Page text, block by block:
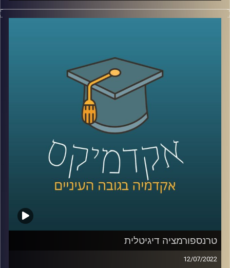
כיום חיים בישראל כמיליון ומאתיים אלף חרדים, שהם כ-12%
מהאוכלוסייה בישראל, ובשנת 2035 האוכלוסייה החרדית צפויה
מכלל השכירים בתחום, וכ-3% מכלל הגברים החרדים
איך נכון להגדיל את שיעור החרדים המועסקים בכלל
ובתעסוקה איכותית בפרט, למה זאת הבעיה של כולנו, עד כמה
שילובם יוביל לצמיחה של כלל הכלכלה הישראלית ולמה
הייטק, מושך ככל שישמע, הוא לא בהכרח הפתרון.
על כל הנושאים האלו דיברתי עם ד"ר הלה אקסלרד, ראש
המרכז למדיניות כלכלית של החברה החרדית במכון אהרן כאן
באוניברסיטת רייכמן.
לשיחה עם ד"ר הלה אקסלרד על טרנספורמציה דיגיטלית –
לחצו כאן
טרנספורמציה דיגיטלית
12/07/2022